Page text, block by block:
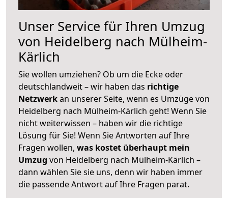
Unser Service für Ihren Umzug
von Heidelberg nach Mülheim-
Kärlich
Sie wollen umziehen? Ob um die Ecke oder
deutschlandweit – wir haben das richtige
Netzwerkan unserer Seite, wenn es Umzüge von
Heidelberg nach Mülheim-Kärlich geht! Wenn Sie
nicht weiterwissen – haben wir die richtige
Lösung für Sie! Wenn Sie Antworten auf Ihre
Fragen wollen, was kostet überhaupt mein
Umzug von Heidelberg nach Mülheim-Kärlich –
dann wählen Sie sie uns, denn wir haben immer
die passende Antwort auf Ihre Fragen parat.